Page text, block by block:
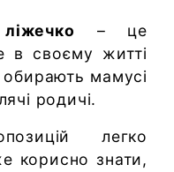
– це
в своєму житті
обирають мамусі
родичі.
легко
корисно знати,